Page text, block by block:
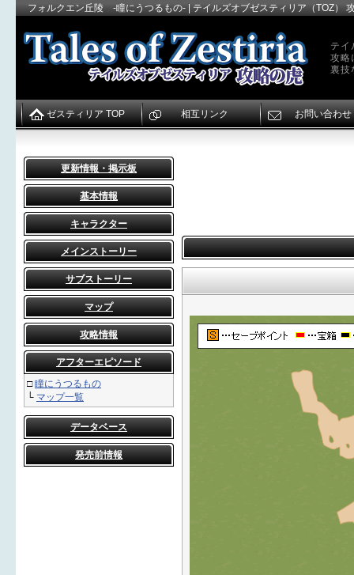
フォルクエン丘陵 -瞳にうつるもの- | テイルズオブゼスティリア（TOZ）
テイ
攻略
裏技
更新情報・掲示板
基本情報
キャラクター
メインストーリー
サブストーリー
マップ
攻略情報
アフターエピソード
□瞳にうつるもの
└ マップ一覧
データベース
発売前情報
ゼスティリア TOP 相互リンク お問い合わせ